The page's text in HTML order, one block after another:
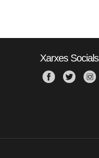
Xarxes Socials